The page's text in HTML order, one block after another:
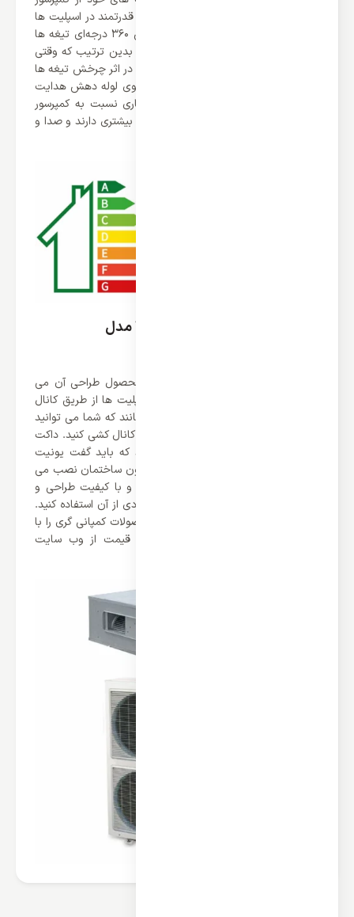
روتاری بهره می برد که یکی از موتور های قدرتمند در اسپلیت ها
می باشد. کمپرسور روتاری، توسط چرخش 360 درجه‌ای تیغه‌ ها
عمل مکش و تراکم مبرد انجام می‌ دهد. بدین ترتیب که وقتی
گاز از دریچه ورودی وارد کمپرسور می‌شود، در اثر چرخش تیغه‌ ها
و برخورد پره‌ ها با گاز آن را با فشار به سوی لوله دهش هدایت
می‌کند. باید گفت که کمپرسور های روتاری نسبت به کمپرسور
های پیستونی مصرف برق کمتر و راندمان بیشتری دارند و صدا و
طراحی داکت اسپلیت گری 42000 مدل
یکی از بخش های جذاب و مهم یک محصول طراحی آن می
باشد. همانطور که آگاه هستید داکت اسپلیت ها از طریق کانال
کشی هوای خنک خود را به محیط می رسانند که شما می توانید
به دلخواه هر مکانی که دوست داشتید را کانال کشی کنید. داکت
اسپلیت ها از دو یونیت تشکیل شده‌اند که باید گفت یونیت
خارجی آن همانند سایر اسپلیت ها در بیرون ساختمان نصب می
شود. یونیت داخلی آن نیز بسیار مقاوم و با کیفیت طراحی و
تولید شده است که می توانید سالیان زیادی از آن استفاده کنید.
شما می توانید این محصول و سایر محصولات کمپانی گری را با
ضمانت اصالت کالا و ضمانت بهترین قیمت از وب سایت